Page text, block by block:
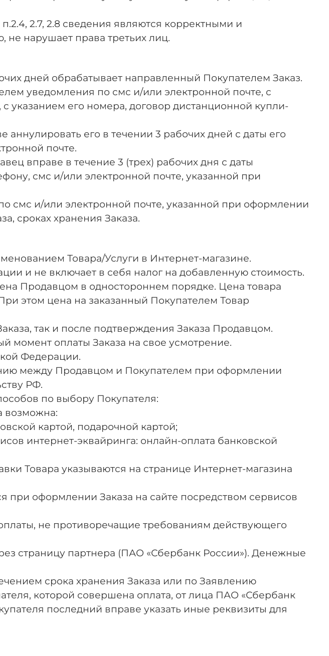
2.7, 2.8 сведения являются корректными и
не нарушает права третьих лиц.
дней обрабатывает направленный Покупателем Заказ.
уведомления по смс и/или электронной почте, с
указанием его номера, договор дистанционной купли-
его в течении 3 рабочих дней с даты его
почте.
вправе в течение 3 (трех) рабочих дня с даты
смс и/или электронной почте, указанной при
смс и/или электронной почте, указанной при оформлении
сроках хранения Заказа.
Товара/Услуги в Интернет-магазине.
и не включает в себя налог на добавленную стоимость.
Продавцом в одностороннем порядке. Цена товара
этом цена на заказанный Покупателем Товар
так и после подтверждения Заказа Продавцом.
момент оплаты Заказа на свое усмотрение.
Федерации.
между Продавцом и Покупателем при оформлении
РФ.
по выбору Покупателя:
возможна:
картой, подарочной картой;
интернет-эквайринга: онлайн-оплата банковской
Товара указываются на странице Интернет-магазина
при оформлении Заказа на сайте посредством сервисов
не противоречащие требованиям действующего
страницу партнера (ПАО «Сбербанк России»). Денежные
срока хранения Заказа или по Заявлению
которой совершена оплата, от лица ПАО «Сбербанк
последний вправе указать иные реквизиты для